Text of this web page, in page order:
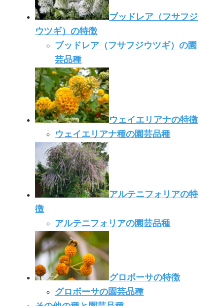
ブッドレア（フサフジ
ウツギ）の特徴
ブッドレア（フサフジウツギ）の園
芸品種
ウェイエリアナの特徴
ウェイエリアナ種の園芸品種
アルテニフォリアの特
徴
アルテニフォリアの園芸品種
グロボーサの特徴
グロボーサの園芸品種